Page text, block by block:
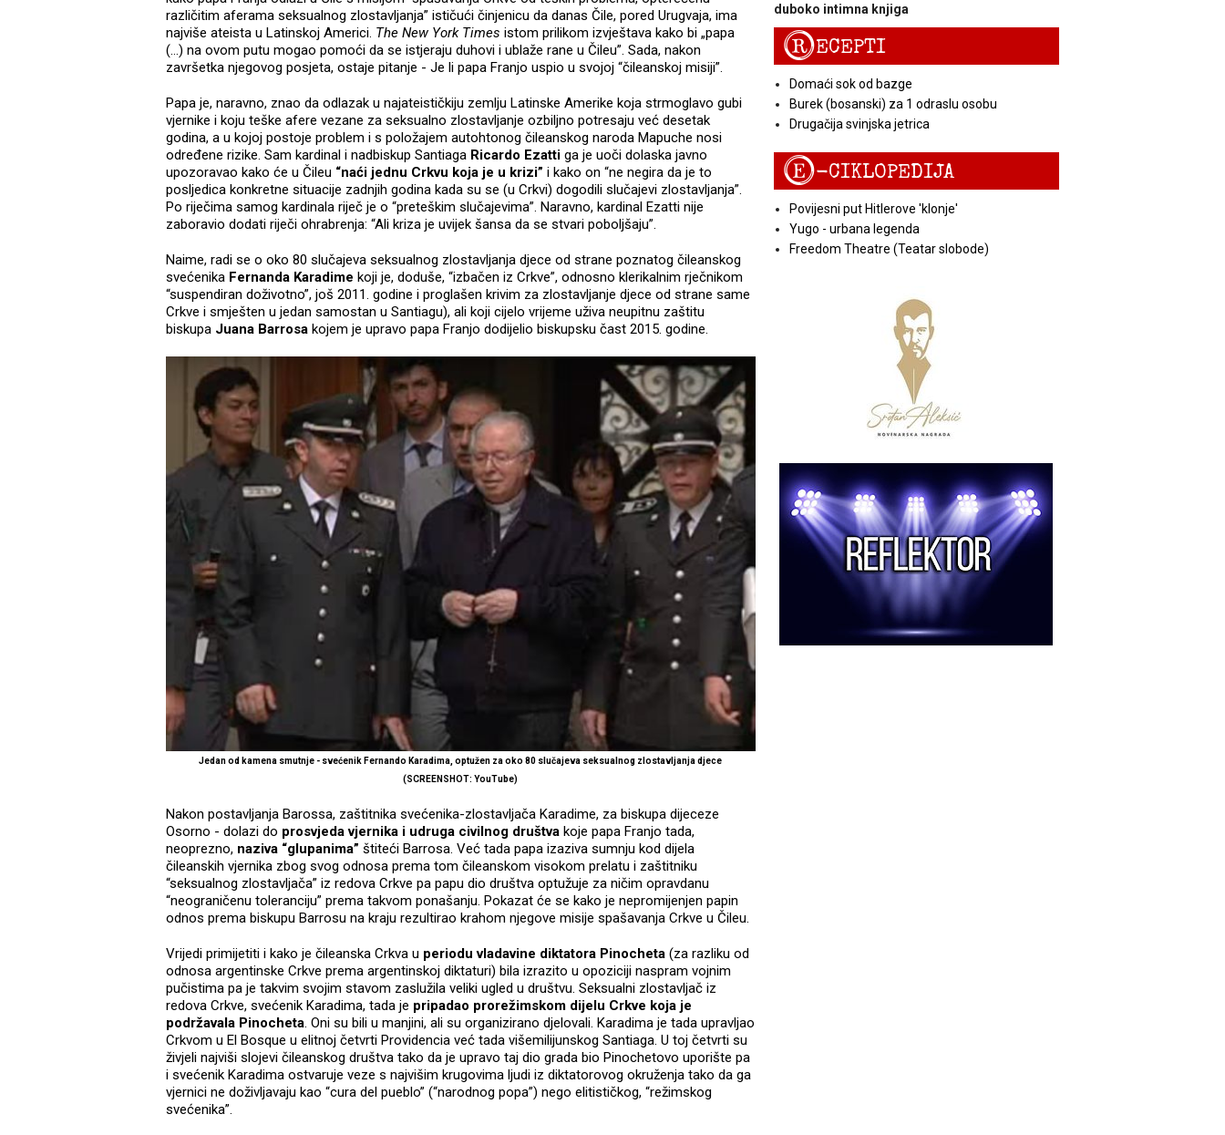
različitim aferama seksualnog zlostavljanja” ističući činjenicu da danas Čile, pored Urugvaja, ima
najviše ateista u Latinskoj Americi. The New York Times istom prilikom izvještava kako bi „papa
(…) na ovom putu mogao pomoći da se istjeraju duhovi i ublaže rane u Čileu”. Sada, nakon
završetka njegovog posjeta, ostaje pitanje - Je li papa Franjo uspio u svojoj “čileanskoj misiji”.
Papa je, naravno, znao da odlazak u najateističkiju zemlju Latinske Amerike koja strmoglavo gubi
vjernike i koju teške afere vezane za seksualno zlostavljanje ozbiljno potresaju već desetak
godina, a u kojoj postoje problem i s položajem autohtonog čileanskog naroda Mapuche nosi
određene rizike. Sam kardinal i nadbiskup Santiaga Ricardo Ezatti ga je uoči dolaska javno
upozoravao kako će u Čileu “naći jednu Crkvu koja je u krizi” i kako on “ne negira da je to
posljedica konkretne situacije zadnjih godina kada su se (u Crkvi) dogodili slučajevi zlostavljanja”.
Po riječima samog kardinala riječ je o “preteškim slučajevima”. Naravno, kardinal Ezatti nije
zaboravio dodati riječi ohrabrenja: “Ali kriza je uvijek šansa da se stvari poboljšaju”.
Naime, radi se o oko 80 slučajeva seksualnog zlostavljanja djece od strane poznatog čileanskog
svećenika Fernanda Karadime koji je, doduše, “izbačen iz Crkve”, odnosno klerikalnim rječnikom
“suspendiran doživotno”, još 2011. godine i proglašen krivim za zlostavljanje djece od strane same
Crkve i smješten u jedan samostan u Santiagu), ali koji cijelo vrijeme uživa neupitnu zaštitu
biskupa Juana Barrosa kojem je upravo papa Franjo dodijelio biskupsku čast 2015. godine.
Jedan od kamena smutnje - svećenik Fernando Karadima, optužen za oko 80 slučajeva seksualnog zlostavljanja djece
(SCREENSHOT: YouTube)
Nakon postavljanja Barossa, zaštitnika svećenika-zlostavljača Karadime, za biskupa dijeceze
Osorno - dolazi do prosvjeda vjernika i udruga civilnog društva koje papa Franjo tada,
neoprezno, naziva “glupanima” štiteći Barrosa. Već tada papa izaziva sumnju kod dijela
čileanskih vjernika zbog svog odnosa prema tom čileanskom visokom prelatu i zaštitniku
“seksualnog zlostavljača” iz redova Crkve pa papu dio društva optužuje za ničim opravdanu
“neograničenu toleranciju” prema takvom ponašanju. Pokazat će se kako je nepromijenjen papin
odnos prema biskupu Barrosu na kraju rezultirao krahom njegove misije spašavanja Crkve u Čileu.
Vrijedi primijetiti i kako je čileanska Crkva u periodu vladavine diktatora Pinocheta (za razliku od
odnosa argentinske Crkve prema argentinskoj diktaturi) bila izrazito u opoziciji naspram vojnim
pučistima pa je takvim svojim stavom zaslužila veliki ugled u društvu. Seksualni zlostavljač iz
redova Crkve, svećenik Karadima, tada je pripadao prorežimskom dijelu Crkve koja je
podržavala Pinocheta. Oni su bili u manjini, ali su organizirano djelovali. Karadima je tada upravljao
Crkvom u El Bosque u elitnoj četvrti Providencia već tada višemilijunskog Santiaga. U toj četvrti su
živjeli najviši slojevi čileanskog društva tako da je upravo taj dio grada bio Pinochetovo uporište pa
i svećenik Karadima ostvaruje veze s najvišim krugovima ljudi iz diktatorovog okruženja tako da ga
vjernici ne doživljavaju kao “cura del pueblo” (“narodnog popa”) nego elitističkog, “režimskog
svećenika”.
duboko intimna knjiga
RECEPTI
Domaći sok od bazge
Burek (bosanski) za 1 odraslu osobu
Drugačija svinjska jetrica
E-CIKLOPEDIJA
Povijesni put Hitlerove 'klonje'
Yugo - urbana legenda
Freedom Theatre (Teatar slobode)